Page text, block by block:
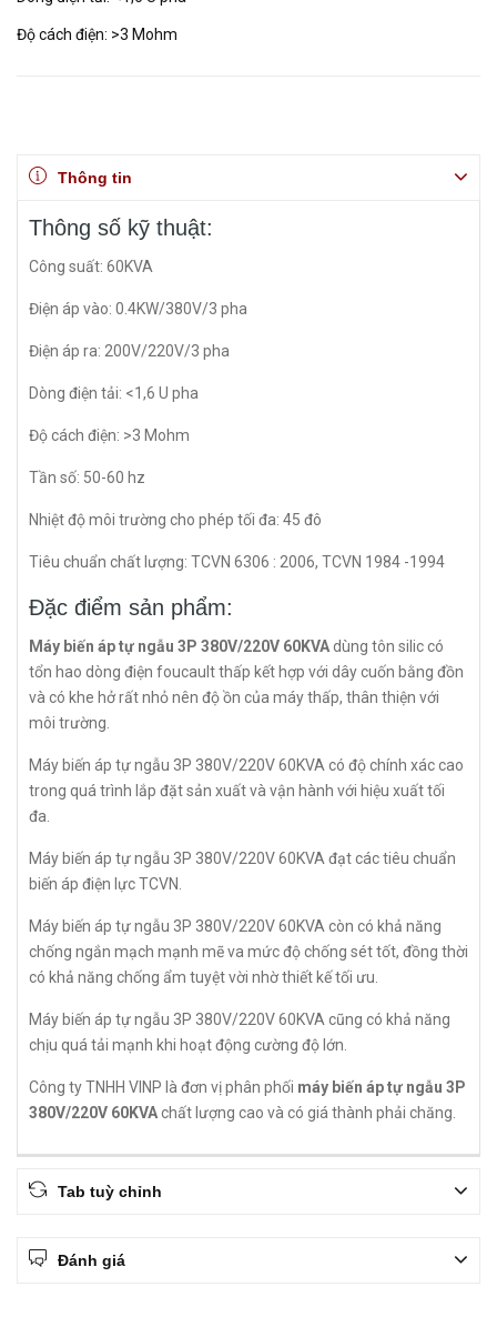
Độ cách điện: >3 Mohm
Thông tin
Thông số kỹ thuật:
Công suất: 60KVA
Điện áp vào: 0.4KW/380V/3 pha
Điện áp ra: 200V/220V/3 pha
Dòng điện tải: <1,6 U pha
Độ cách điện: >3 Mohm
Tần số: 50-60 hz
Nhiệt độ môi trường cho phép tối đa: 45 đô
Tiêu chuẩn chất lượng: TCVN 6306 : 2006, TCVN 1984 -1994
Đặc điểm sản phẩm:
Máy biến áp tự ngẫu 3P 380V/220V 60KVAdùng tôn silic có
tổn hao dòng điện foucault thấp kết hợp với dây cuốn bằng đồn
và có khe hở rất nhỏ nên độ ồn của máy thấp, thân thiện với
môi trường.
Máy biến áp tự ngẫu 3P 380V/220V 60KVA có độ chính xác cao
trong quá trình lắp đặt sản xuất và vận hành với hiệu xuất tối
đa.
Máy biến áp tự ngẫu 3P 380V/220V 60KVA đạt các tiêu chuẩn
biến áp điện lực TCVN.
Máy biến áp tự ngẫu 3P 380V/220V 60KVA còn có khả năng
chống ngắn mạch mạnh mẽ va mức độ chống sét tốt, đồng thời
có khả năng chống ẩm tuyệt vời nhờ thiết kế tối ưu.
Máy biến áp tự ngẫu 3P 380V/220V 60KVA cũng có khả năng
chịu quá tải mạnh khi hoạt động cường độ lớn.
Công ty TNHH VINP là đơn vị phân phối máy biến áp tự ngẫu 3P
380V/220V 60KVAchất lượng cao và có giá thành phải chăng.
Tab tuỳ chỉnh
Đánh giá